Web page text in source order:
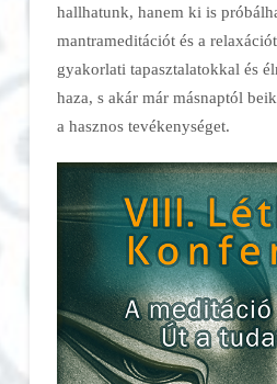
hallhatunk, hanem ki is
mantrameditációt és a
gyakorlati tapasztalatokkal és
haza, s akár már másnaptól
a hasznos tevékenységet.